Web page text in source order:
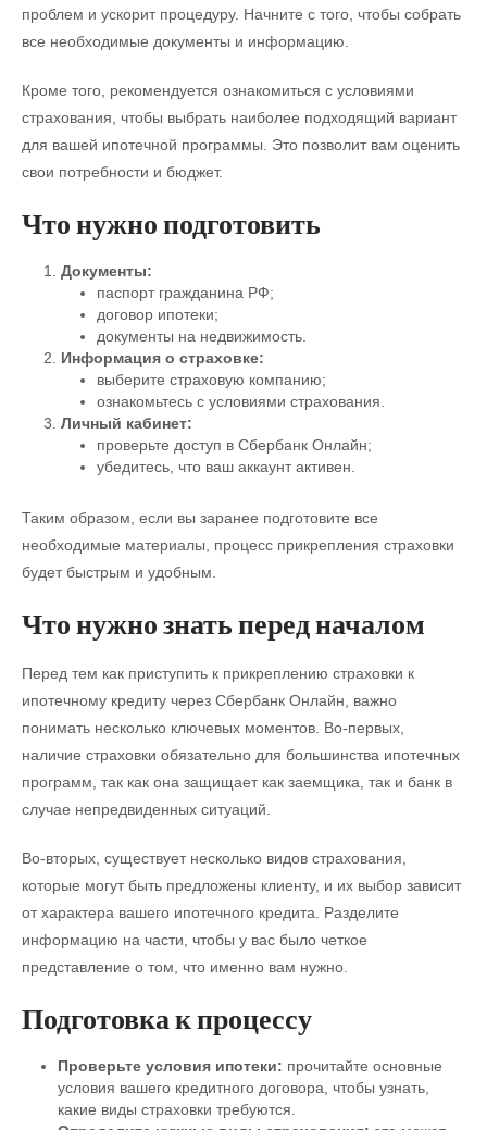
проблем и ускорит процедуру. Начните с того, чтобы собрать
все необходимые документы и информацию.
Кроме того, рекомендуется ознакомиться с условиями
страхования, чтобы выбрать наиболее подходящий вариант
для вашей ипотечной программы. Это позволит вам оценить
свои потребности и бюджет.
Что нужно подготовить
Документы:
паспорт гражданина РФ;
договор ипотеки;
документы на недвижимость.
Информация о страховке:
выберите страховую компанию;
ознакомьтесь с условиями страхования.
Личный кабинет:
проверьте доступ в Сбербанк Онлайн;
убедитесь, что ваш аккаунт активен.
Таким образом, если вы заранее подготовите все
необходимые материалы, процесс прикрепления страховки
будет быстрым и удобным.
Что нужно знать перед началом
Перед тем как приступить к прикреплению страховки к
ипотечному кредиту через Сбербанк Онлайн, важно
понимать несколько ключевых моментов. Во-первых,
наличие страховки обязательно для большинства ипотечных
программ, так как она защищает как заемщика, так и банк в
случае непредвиденных ситуаций.
Во-вторых, существует несколько видов страхования,
которые могут быть предложены клиенту, и их выбор зависит
от характера вашего ипотечного кредита. Разделите
информацию на части, чтобы у вас было четкое
представление о том, что именно вам нужно.
Подготовка к процессу
Проверьте условия ипотеки: прочитайте основные
условия вашего кредитного договора, чтобы узнать,
какие виды страховки требуются.